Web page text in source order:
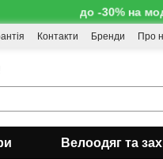
до -30% на
Контакти Бренди Про
Велоодяг та